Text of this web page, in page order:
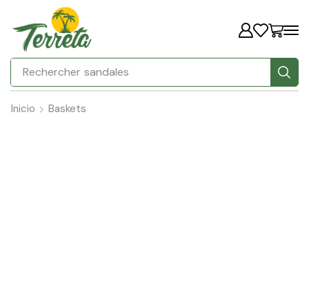
Rechercher bottes
Inicio Baskets